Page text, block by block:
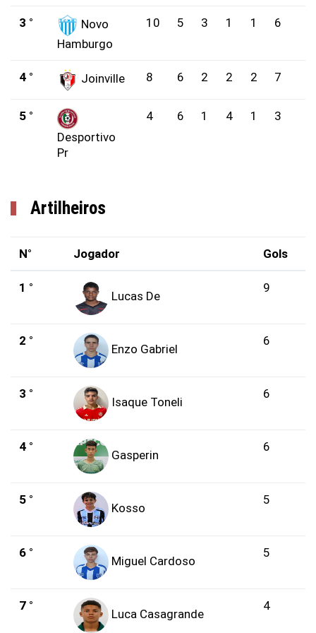
3 °
Novo
Hamburgo
10 5 3 1 1 6
4 ° Joinville 8 6 2 2 2 7
5 °
Desportivo
Pr
4 6 1 4 1 3
Artilheiros
N° Jogador Gols
1 °
Lucas De
9
2 °
Enzo Gabriel
6
3 °
Isaque Toneli
6
4 °
Gasperin
6
5 °
Kosso
5
6 °
Miguel Cardoso
5
7 °
Luca Casagrande
4